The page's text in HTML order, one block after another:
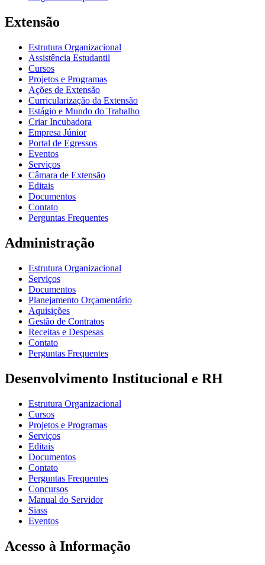
Extensão
Estrutura Organizacional
Assistência Estudantil
Cursos
Projetos e Programas
Ações de Extensão
Curricularização da Extensão
Estágio e Mundo do Trabalho
Criar Incubadora
Empresa Júnior
Portal de Egressos
Eventos
Serviços
Câmara de Extensão
Editais
Documentos
Contato
Perguntas Frequentes
Administração
Estrutura Organizacional
Serviços
Documentos
Planejamento Orçamentário
Aquisições
Gestão de Contratos
Receitas e Despesas
Contato
Perguntas Frequentes
Desenvolvimento Institucional e RH
Estrutura Organizacional
Cursos
Projetos e Programas
Serviços
Editais
Documentos
Contato
Perguntas Frequentes
Concursos
Manual do Servidor
Siass
Eventos
Acesso à Informação